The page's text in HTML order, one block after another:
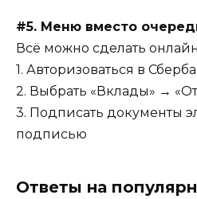
#5. Меню вместо
Всё можно сделать
1. Авторизоваться в
2. Выбрать «Вклады» →
3. Подписать документы
подписью
Ответы на